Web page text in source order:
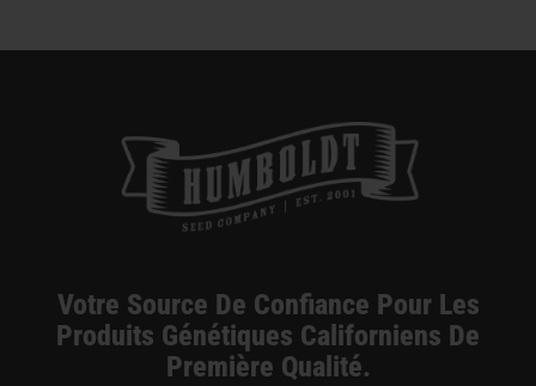
Votre Source De Confiance Pour Les
Produits Génétiques Californiens De
Première Qualité.